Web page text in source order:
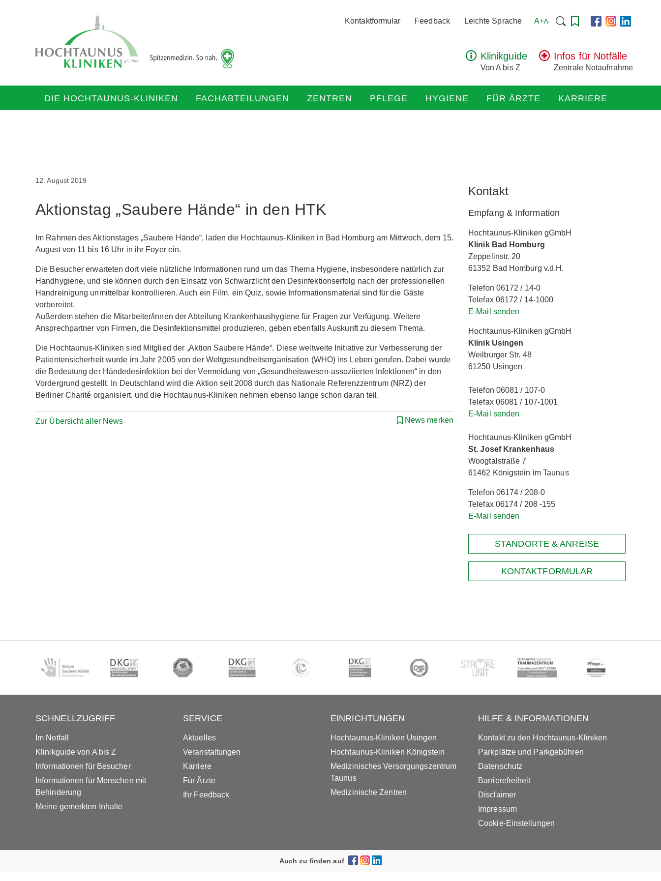
zur
Startseite
Kontaktformular Feedback Leichte Sprache A+A- Suchen
Klinikguide
Von A bis Z
Infos für Notfälle
Zentrale Notaufnahme
DIE HOCHTAUNUS-KLINIKEN FACHABTEILUNGEN ZENTREN PFLEGE HYGIENE FÜR ÄRZTE KARRIERE
12. August 2019
Aktionstag „Saubere Hände“ in den HTK
Im Rahmen des Aktionstages „Saubere Hände“, laden die Hochtaunus-Kliniken in Bad Homburg am Mittwoch, dem 15.
August von 11 bis 16 Uhr in ihr Foyer ein.
Die Besucher erwarteten dort viele nützliche Informationen rund um das Thema Hygiene, insbesondere natürlich zur
Handhygiene, und sie können durch den Einsatz von Schwarzlicht den Desinfektionserfolg nach der professionellen
Handreinigung unmittelbar kontrollieren. Auch ein Film, ein Quiz, sowie Informationsmaterial sind für die Gäste
vorbereitet.
Außerdem stehen die Mitarbeiter/innen der Abteilung Krankenhaushygiene für Fragen zur Verfügung. Weitere
Ansprechpartner von Firmen, die Desinfektionsmittel produzieren, geben ebenfalls Auskunft zu diesem Thema.
Die Hochtaunus-Kliniken sind Mitglied der „Aktion Saubere Hände“. Diese weltweite Initiative zur Verbesserung der
Patientensicherheit wurde im Jahr 2005 von der Weltgesundheitsorganisation (WHO) ins Leben gerufen. Dabei wurde
die Bedeutung der Händedesinfektion bei der Vermeidung von „Gesundheitswesen-assoziierten Infektionen“ in den
Vordergrund gestellt. In Deutschland wird die Aktion seit 2008 durch das Nationale Referenzzentrum (NRZ) der
Berliner Charité organisiert, und die Hochtaunus-Kliniken nehmen ebenso lange schon daran teil.
Zur Übersicht aller News News merken
Kontakt
Empfang & Information
Hochtaunus-Kliniken gGmbH
Klinik Bad Homburg
Zeppelinstr. 20
61352 Bad Homburg v.d.H.
Telefon 06172 / 14-0
Telefax 06172 / 14-1000
E-Mail senden
Hochtaunus-Kliniken gGmbH
Klinik Usingen
Weilburger Str. 48
61250 Usingen
Telefon 06081 / 107-0
Telefax 06081 / 107-1001
E-Mail senden
Hochtaunus-Kliniken gGmbH
St. Josef Krankenhaus
Woogtalstraße 7
61462 Königstein im Taunus
Telefon 06174 / 208-0
Telefax 06174 / 208 -155
E-Mail senden
STANDORTE & ANREISE
KONTAKTFORMULAR
SCHNELLZUGRIFF
Im Notfall
Klinikguide von A bis Z
Informationen für Besucher
Informationen für Menschen mit
Behinderung
Meine gemerkten Inhalte
SERVICE
Aktuelles
Veranstaltungen
Karriere
Für Ärzte
Ihr Feedback
EINRICHTUNGEN
Hochtaunus-Kliniken Usingen
Hochtaunus-Kliniken Königstein
Medizinisches Versorgungszentrum
Taunus
Medizinische Zentren
HILFE & INFORMATIONEN
Kontakt zu den Hochtaunus-Kliniken
Parkplätze und Parkgebühren
Datenschutz
Barrierefreiheit
Disclaimer
Impressum
Cookie-Einstellungen
Auch zu finden auf